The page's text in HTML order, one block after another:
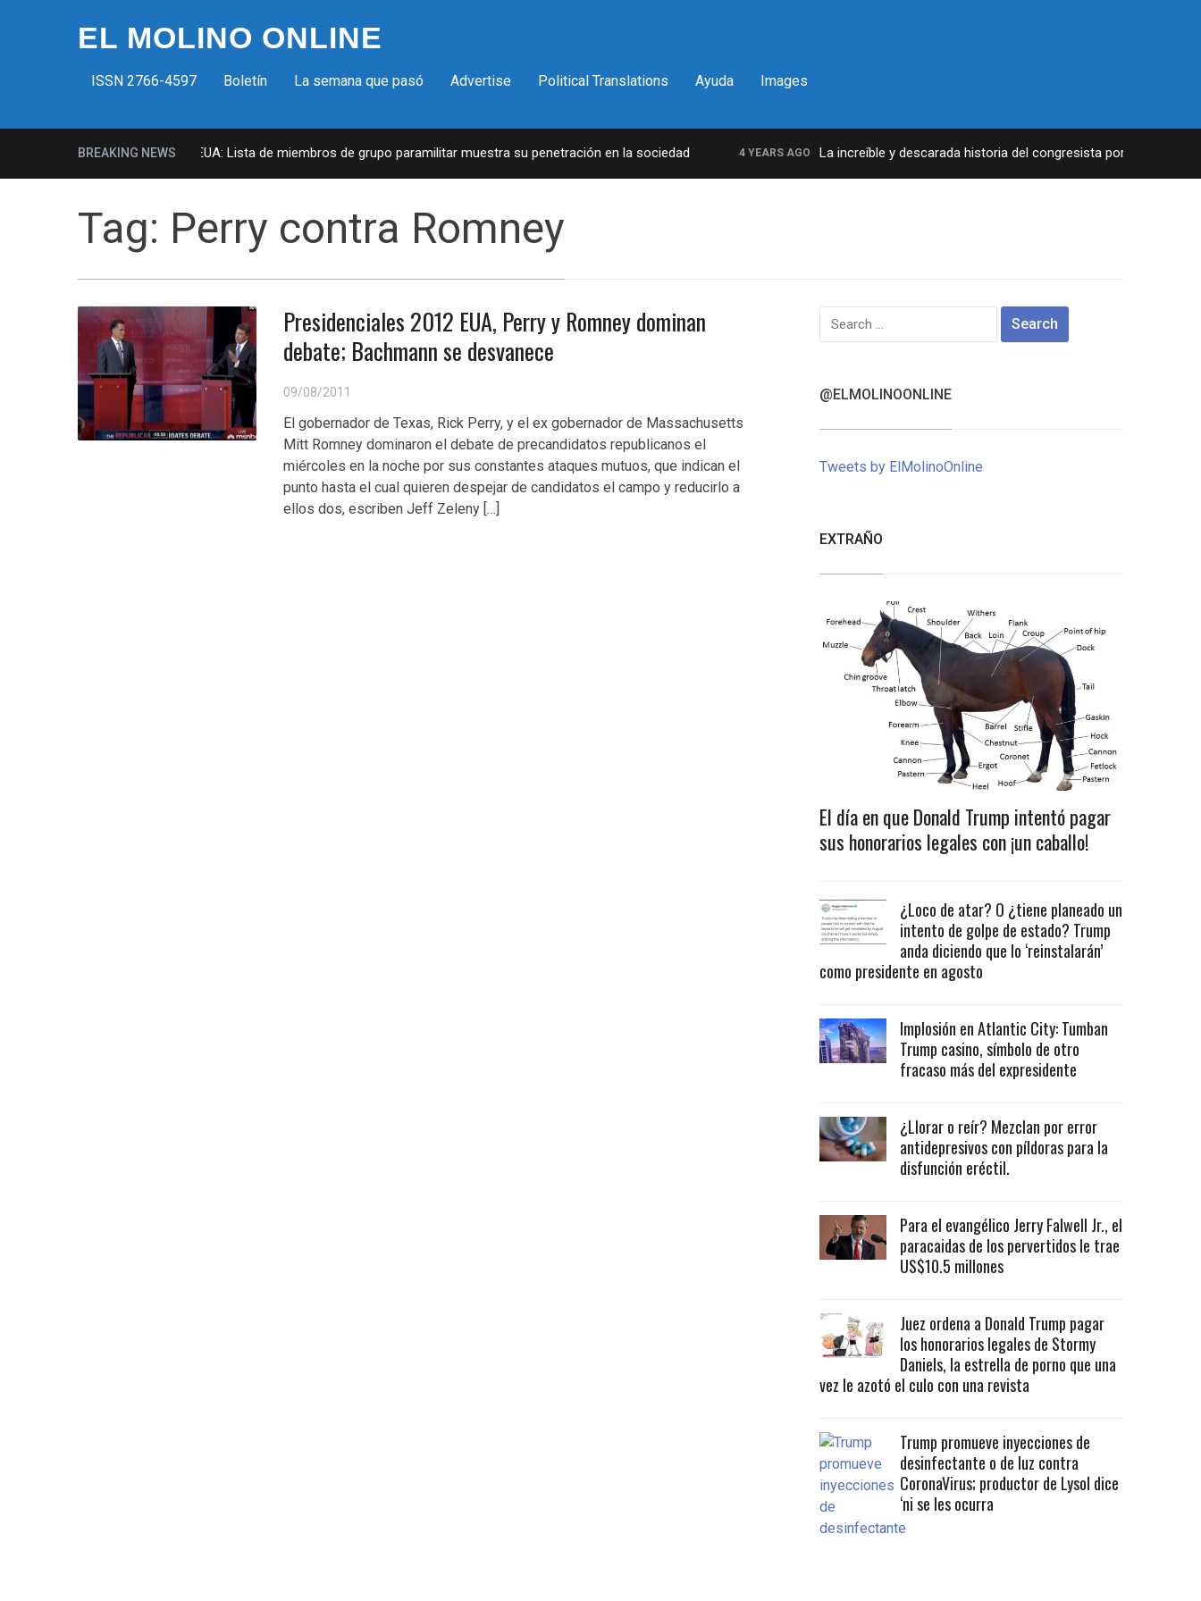
EL MOLINO ONLINE
ISSN 2766-4597 Boletín La semana que pasó Advertise Political Translations Ayuda Images
BREAKING NEWS
Milicias fascistas en EUA: Lista de miembros de grupo paramilitar muestra su penetración en la sociedad 4 YEARS AGO La increíble y descarada historia del congresista por NY George
Tag: Perry contra Romney
Presidenciales 2012 EUA, Perry y Romney dominan
debate; Bachmann se desvanece
09/08/2011
El gobernador de Texas, Rick Perry, y el ex gobernador de Massachusetts
Mitt Romney dominaron el debate de precandidatos republicanos el
miércoles en la noche por sus constantes ataques mutuos, que indican el
punto hasta el cual quieren despejar de candidatos el campo y reducirlo a
ellos dos, escriben Jeff Zeleny […]
Search
for:
@ELMOLINOONLINE
Tweets by ElMolinoOnline
EXTRAÑO
El día en que Donald Trump intentó pagar
sus honorarios legales con ¡un caballo!
¿Loco de atar? O ¿tiene planeado un
intento de golpe de estado? Trump
anda diciendo que lo ‘reinstalarán’
como presidente en agosto
Implosión en Atlantic City: Tumban
Trump casino, símbolo de otro
fracaso más del expresidente
¿Llorar o reír? Mezclan por error
antidepresivos con píldoras para la
disfunción eréctil.
Para el evangélico Jerry Falwell Jr., el
paracaidas de los pervertidos le trae
US$10.5 millones
Juez ordena a Donald Trump pagar
los honorarios legales de Stormy
Daniels, la estrella de porno que una
vez le azotó el culo con una revista
Trump promueve inyecciones de
desinfectante o de luz contra
CoronaVirus; productor de Lysol dice
‘ni se les ocurra